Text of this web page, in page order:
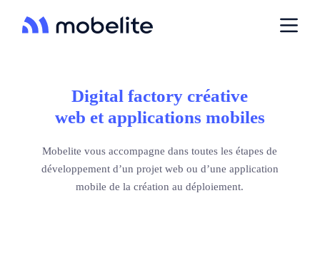
Digital factory créative
web et applications mobiles
Mobelite vous accompagne dans toutes les étapes de
développement d’un projet web ou d’une application
mobile de la création au déploiement.